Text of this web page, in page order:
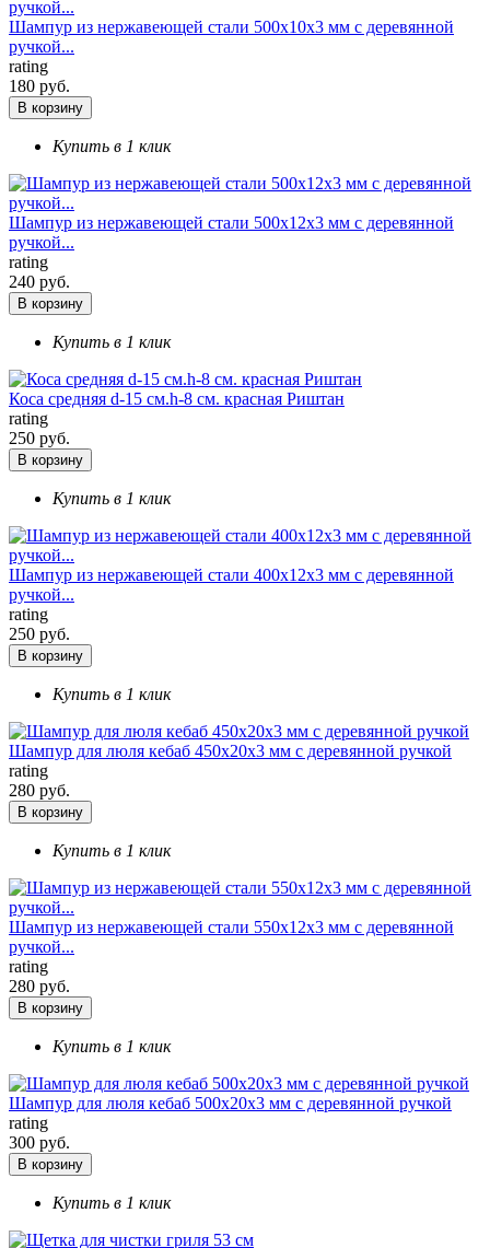
Шампур из нержавеющей стали 500х10х3 мм с деревянной
ручкой...
rating
180 руб.
В корзину
Купить в 1 клик
Шампур из нержавеющей стали 500х12х3 мм с деревянной
ручкой...
rating
240 руб.
В корзину
Купить в 1 клик
Коса средняя d-15 см.h-8 см. красная Риштан
rating
250 руб.
В корзину
Купить в 1 клик
Шампур из нержавеющей стали 400х12х3 мм с деревянной
ручкой...
rating
250 руб.
В корзину
Купить в 1 клик
Шампур для люля кебаб 450х20х3 мм с деревянной ручкой
rating
280 руб.
В корзину
Купить в 1 клик
Шампур из нержавеющей стали 550х12х3 мм с деревянной
ручкой...
rating
280 руб.
В корзину
Купить в 1 клик
Шампур для люля кебаб 500х20х3 мм с деревянной ручкой
rating
300 руб.
В корзину
Купить в 1 клик